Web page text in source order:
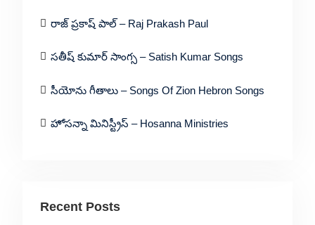
రాజ్ ప్రకాష్ పాల్ – Raj Prakash Paul
సతీష్ కుమార్ సాంగ్స – Satish Kumar Songs
సీయోను గీతాలు – Songs Of Zion Hebron Songs
హోసన్నా మినిస్ట్రీస్ – Hosanna Ministries
Recent Posts